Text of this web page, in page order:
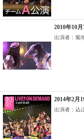
2010年10
出演者：菊
2014年2月
出演者：込